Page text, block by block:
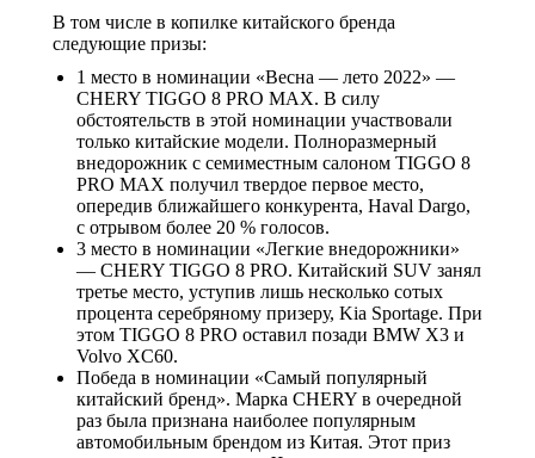
В том числе в копилке китайского бренда
следующие призы:
1 место в номинации «Весна — лето 2022» —
CHERY TIGGO 8 PRO MAX. В силу
обстоятельств в этой номинации участвовали
только китайские модели. Полноразмерный
внедорожник с семиместным салоном TIGGO 8
PRO MAX получил твердое первое место,
опередив ближайшего конкурента, Haval Dargo,
с отрывом более 20 % голосов.
3 место в номинации «Легкие внедорожники»
— CHERY TIGGO 8 PRO. Китайский SUV занял
третье место, уступив лишь несколько сотых
процента серебряному призеру, Kia Sportage. При
этом TIGGO 8 PRO оставил позади BMW X3 и
Volvo XC60.
Победа в номинации «Самый популярный
китайский бренд». Марка CHERY в очередной
раз была признана наиболее популярным
автомобильным брендом из Китая. Этот приз